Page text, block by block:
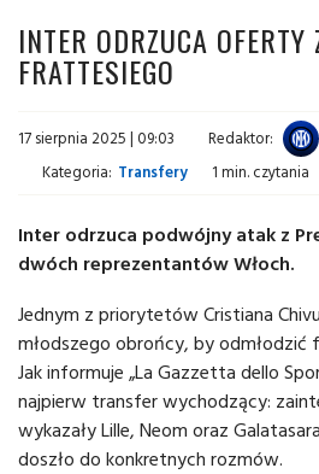
INTER ODRZUCA
FRATTESIEGO
17 sierpnia 2025 | 09:03 Redaktor:
Kategoria: Transfery 1 min. czytania
Inter odrzuca podwójny atak z
dwóch reprezentantów Włoch.
Jednym z priorytetów Cristiana
młodszego obrońcy, by odmłodzić
Jak informuje „La Gazzetta dello
najpierw transfer wychodzący:
wykazały Lille, Neom oraz
doszło do konkretnych rozmów.